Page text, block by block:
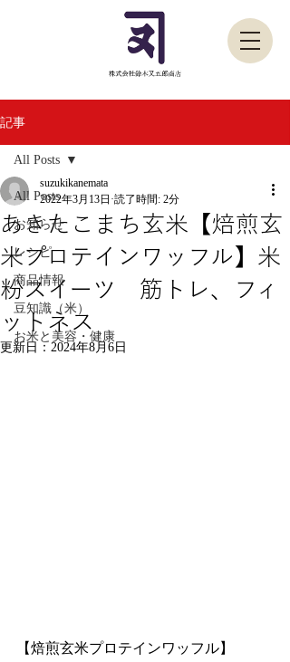
記事
All Posts
お知らせ
レシピ
商品情報
豆知識（米）
お米と美容・健康
All Posts
あきたこまち玄米【焙煎玄
米プロテインワッフル】米
粉スイーツ 筋トレ、フィ
ットネス
suzukikanemata
2022年3月13日 読了時間: 2分
更新日： 2024年8月6日
【焙煎玄米プロテインワッフル】